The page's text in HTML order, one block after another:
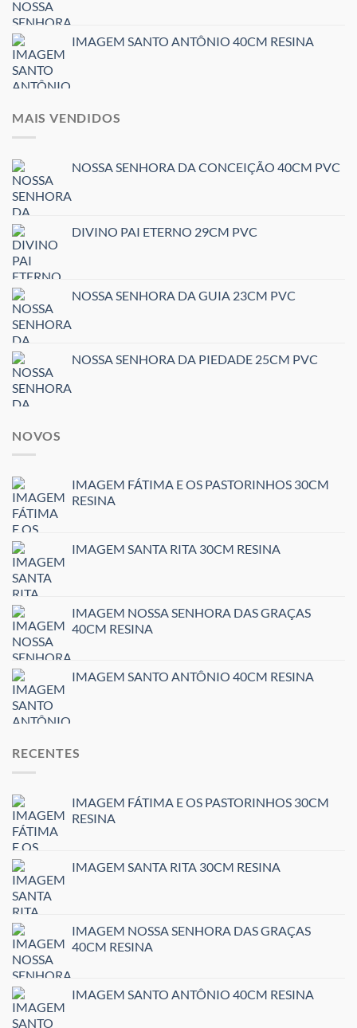
IMAGEM SANTO ANTÔNIO 40CM RESINA
MAIS VENDIDOS
NOSSA SENHORA DA CONCEIÇÃO 40CM PVC
DIVINO PAI ETERNO 29CM PVC
NOSSA SENHORA DA GUIA 23CM PVC
NOSSA SENHORA DA PIEDADE 25CM PVC
NOVOS
IMAGEM FÁTIMA E OS PASTORINHOS 30CM
RESINA
IMAGEM SANTA RITA 30CM RESINA
IMAGEM NOSSA SENHORA DAS GRAÇAS
40CM RESINA
IMAGEM SANTO ANTÔNIO 40CM RESINA
RECENTES
IMAGEM FÁTIMA E OS PASTORINHOS 30CM
RESINA
IMAGEM SANTA RITA 30CM RESINA
IMAGEM NOSSA SENHORA DAS GRAÇAS
40CM RESINA
IMAGEM SANTO ANTÔNIO 40CM RESINA